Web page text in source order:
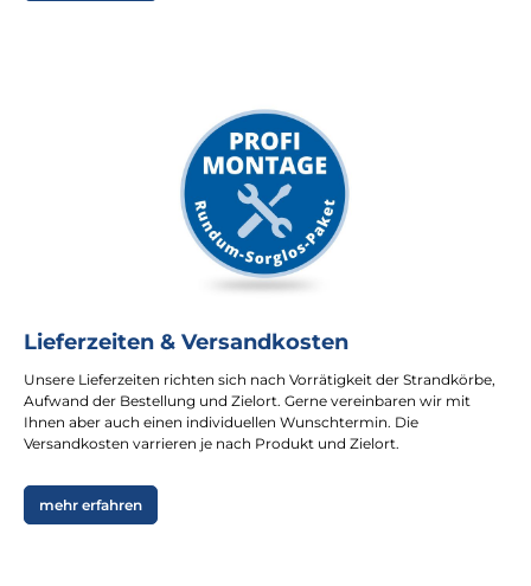
Lieferzeiten & Versandkosten
Unsere Lieferzeiten richten sich nach Vorrätigkeit der Strandkörbe,
Aufwand der Bestellung und Zielort. Gerne vereinbaren wir mit
Ihnen aber auch einen individuellen Wunschtermin. Die
Versandkosten varrieren je nach Produkt und Zielort.
mehr erfahren